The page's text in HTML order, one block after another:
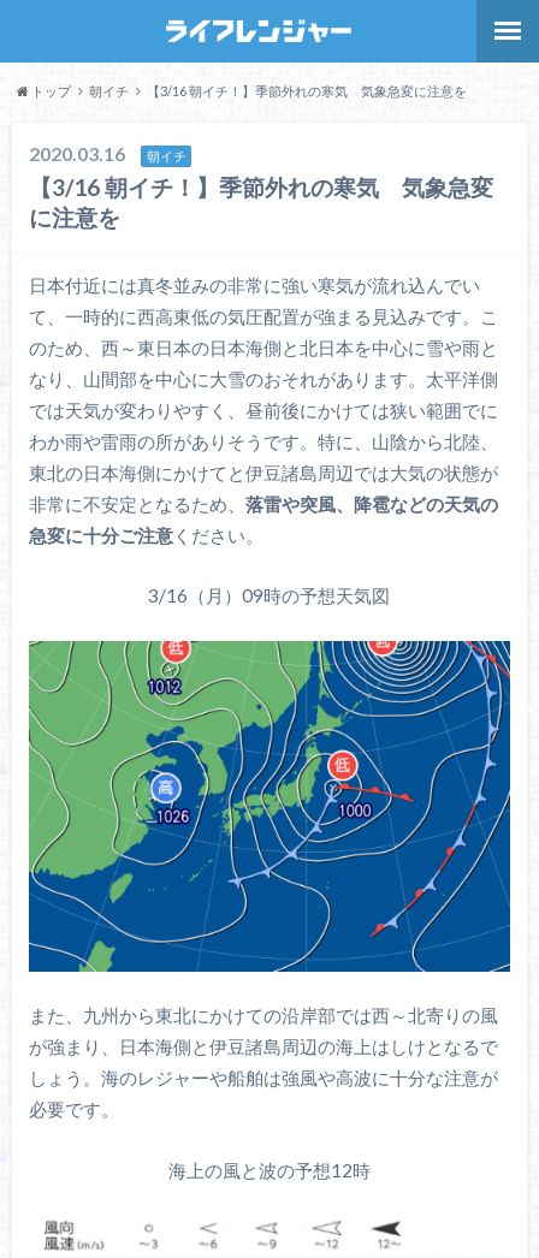
トップ 朝イチ 【3/16 朝イチ！】季節外れの寒気 気象急変に注意を
2020.03.16 朝イチ
【3/16 朝イチ！】季節外れの寒気 気象急変
に注意を
日本付近には真冬並みの非常に強い寒気が流れ込んでい
て、一時的に西高東低の気圧配置が強まる見込みです。こ
のため、西～東日本の日本海側と北日本を中心に雪や雨と
なり、山間部を中心に大雪のおそれがあります。太平洋側
では天気が変わりやすく、昼前後にかけては狭い範囲でに
わか雨や雷雨の所がありそうです。特に、山陰から北陸、
東北の日本海側にかけてと伊豆諸島周辺では大気の状態が
非常に不安定となるため、 落雷や突風、降雹などの天気の
急変に十分ご注意ください。
3/16（月）09時の予想天気図
また、九州から東北にかけての沿岸部では西～北寄りの風
が強まり、日本海側と伊豆諸島周辺の海上はしけとなるで
しょう。海のレジャーや船舶は強風や高波に十分な注意が
必要です。
海上の風と波の予想12時